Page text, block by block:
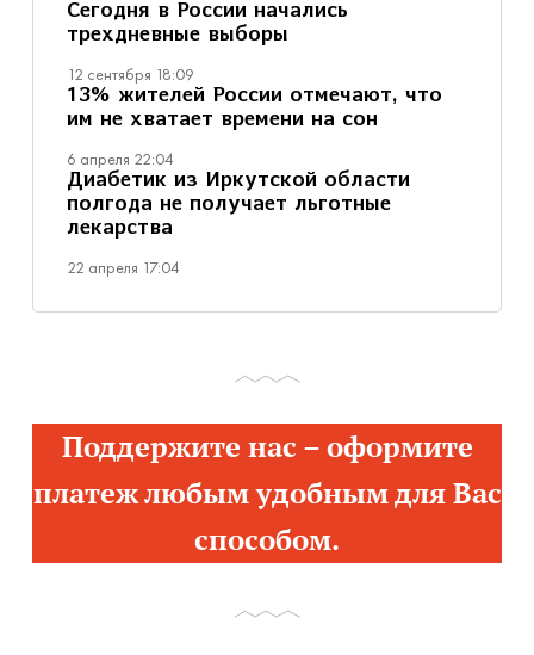
Сегодня в России начались
трехдневные выборы
12 сентября 18:09
13% жителей России отмечают, что
им не хватает времени на сон
6 апреля 22:04
Диабетик из Иркутской области
полгода не получает льготные
лекарства
22 апреля 17:04
Поддержите нас – оформите
платеж любым удобным для Вас
способом.